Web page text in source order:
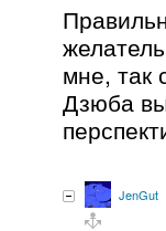
мне, так
Дзюба
JenGut